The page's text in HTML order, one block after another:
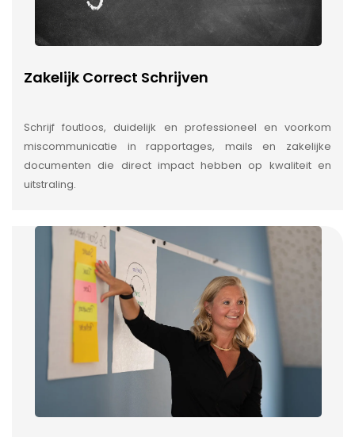
Zakelijk Correct Schrijven
Schrijf foutloos, duidelijk en professioneel en voorkom
miscommunicatie in rapportages, mails en zakelijke
documenten die direct impact hebben op kwaliteit en
uitstraling.